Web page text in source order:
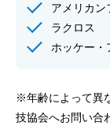
アメリカン
ラクロス
ホッケー・
※年齢によって異
技協会へお問い合